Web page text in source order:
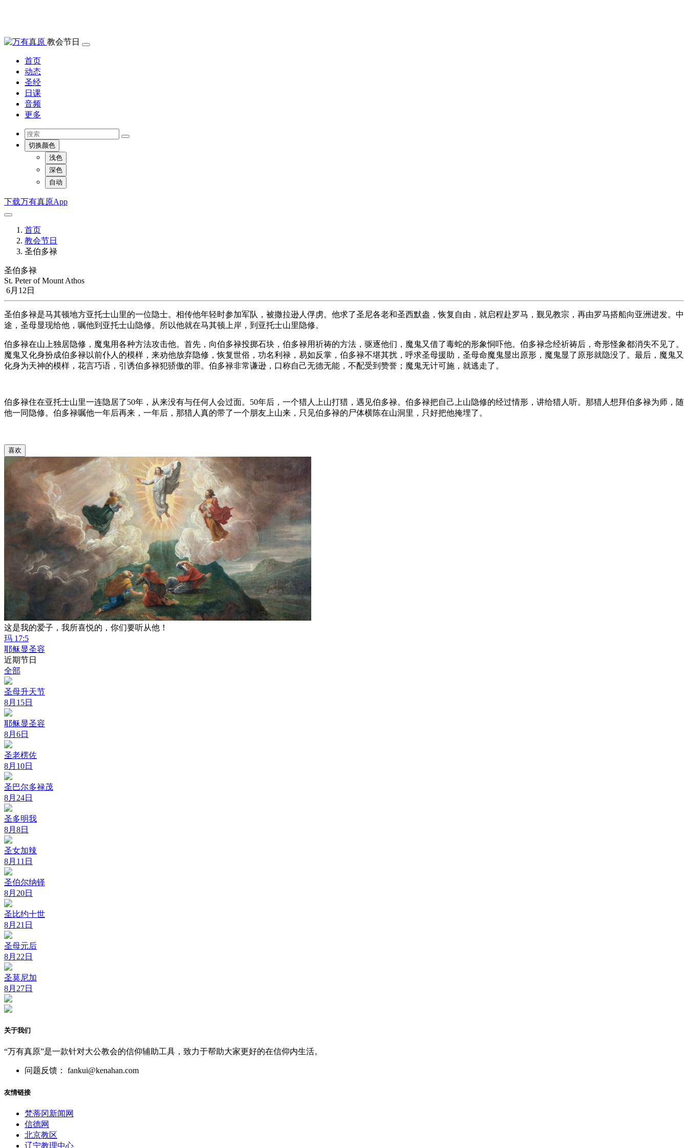
教会节日
首页
动态
圣经
日课
音频
更多
切换颜色
浅色
深色
自动
下载万有真原App
首页
教会节日
圣伯多禄
圣伯多禄
St. Peter of Mount Athos
6月12日
圣伯多禄是马其顿地方亚托士山里的一位隐士。相传他年轻时参加军队，被撒拉逊人俘虏。他求了圣尼各老和圣西默盎，恢复自由，就启程赴罗马，觐见教宗，再由罗马搭船向亚洲进发。中
途，圣母显现给他，嘱他到亚托士山隐修。所以他就在马其顿上岸，到亚托士山里隐修。
伯多禄在山上独居隐修，魔鬼用各种方法攻击他。首先，向伯多禄投掷石块，伯多禄用祈祷的方法，驱逐他们，魔鬼又借了毒蛇的形象恫吓他。伯多禄念经祈祷后，奇形怪象都消失不见了。
魔鬼又化身扮成伯多禄以前仆人的模样，来劝他放弃隐修，恢复世俗，功名利禄，易如反掌，伯多禄不堪其扰，呼求圣母援助，圣母命魔鬼显出原形，魔鬼显了原形就隐没了。最后，魔鬼又
化身为天神的模样，花言巧语，引诱伯多禄犯骄傲的罪。伯多禄非常谦逊，口称自己无德无能，不配受到赞誉；魔鬼无计可施，就逃走了。
伯多禄住在亚托士山里一连隐居了50年，从来没有与任何人会过面。50年后，一个猎人上山打猎，遇见伯多禄。伯多禄把自己上山隐修的经过情形，讲给猎人听。那猎人想拜伯多禄为师，随
他一同隐修。伯多禄嘱他一年后再来，一年后，那猎人真的带了一个朋友上山来，只见伯多禄的尸体横陈在山洞里，只好把他掩埋了。
喜欢
这是我的爱子，我所喜悦的，你们要听从他！
玛 17:5
耶稣显圣容
近期节日
全部
圣母升天节
8月15日
耶稣显圣容
8月6日
圣老楞佐
8月10日
圣巴尔多禄茂
8月24日
圣多明我
8月8日
圣女加辣
8月11日
圣伯尔纳铎
8月20日
圣比约十世
8月21日
圣母元后
8月22日
圣莫尼加
8月27日
关于我们
“万有真原”是一款针对大公教会的信仰辅助工具，致力于帮助大家更好的在信仰内生活。
问题反馈： fankui@kenahan.com
友情链接
梵蒂冈新闻网
信德网
北京教区
辽宁教理中心